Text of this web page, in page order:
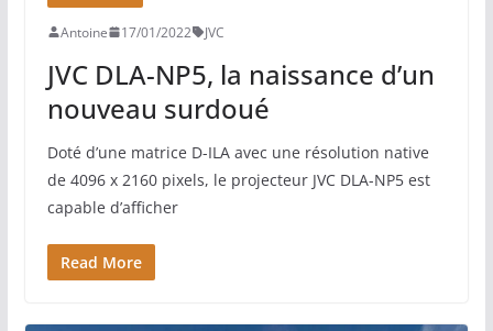
Antoine 17/01/2022 JVC
JVC DLA-NP5, la naissance d’un
nouveau surdoué
Doté d’une matrice D-ILA avec une résolution native
de 4096 x 2160 pixels, le projecteur JVC DLA-NP5 est
capable d’afficher
Read More